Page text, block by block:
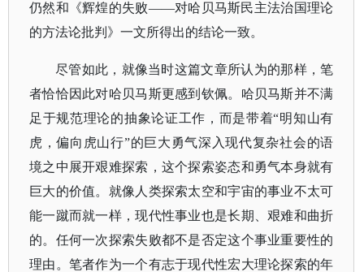
仍然和《辉煌的失败——对哈贝马斯民主法治国理论
的方法论批判》一文所得出的结论一致。
尽管如此，就像当时这篇文章所认为的那样，笔
者恰恰因此对哈贝马斯更感到钦佩。哈贝马斯并不满
足于规范理论的抽象论证工作，而是带着“明知山有
虎，偏向虎山行”的巨大勇气深入现代复杂社会的语
境之中展开艰难探索，这个探索姿态和勇气本身就有
巨大的价值。就像人类探索太空和宇宙的事业不太可
能一蹴而就一样，现代性事业也是长期、艰难和曲折
的。任何一次探索失败都不是否定这个事业重要性的
理由。笔者作为一个有志于现代性宏大理论探索的年